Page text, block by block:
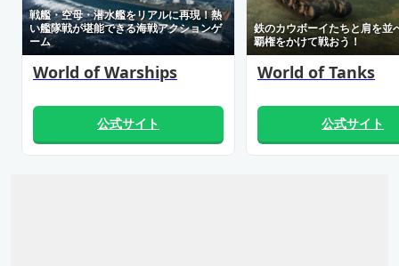
World of Warships
戦艦・空母・潜水艦をリアルに再現！熱
い艦隊戦が堪能できる海戦アクションゲ
ーム
公式サイト
World of Tanks
鉄のカウボーイたちと肩を並
覇権をかけて戦おう！
公式サイト